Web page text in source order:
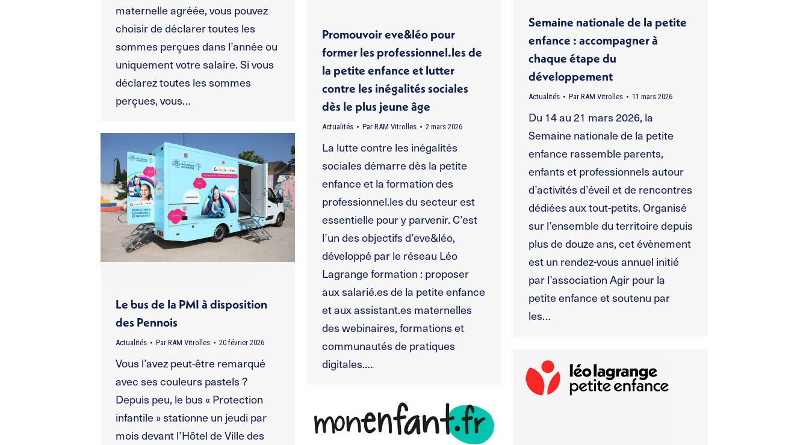
maternelle agréée, vous pouvez
choisir de déclarer toutes les
sommes perçues dans l’année ou
uniquement votre salaire. Si vous
déclarez toutes les sommes
perçues, vous…
Semaine nationale de la petite
enfance : accompagner à
chaque étape du
développement
Actualités Par RAM Vitrolles 11 mars 2026
Du 14 au 21 mars 2026, la
Semaine nationale de la petite
enfance rassemble parents,
enfants et professionnels autour
d’activités d’éveil et de rencontres
dédiées aux tout-petits. Organisé
sur l’ensemble du territoire depuis
plus de douze ans, cet évènement
est un rendez-vous annuel initié
par l’association Agir pour la
petite enfance et soutenu par
les…
Promouvoir eve&léo pour
former les professionnel.les de
la petite enfance et lutter
contre les inégalités sociales
dès le plus jeune âge
Actualités Par RAM Vitrolles 2 mars 2026
La lutte contre les inégalités
sociales démarre dès la petite
enfance et la formation des
professionnel.les du secteur est
essentielle pour y parvenir. C’est
l’un des objectifs d’eve&léo,
développé par le réseau Léo
Lagrange formation : proposer
aux salarié.es de la petite enfance
et aux assistant.es maternelles
des webinaires, formations et
communautés de pratiques
digitales.…
Le bus de la PMI à disposition
des Pennois
Actualités Par RAM Vitrolles 20 février 2026
Vous l’avez peut-être remarqué
avec ses couleurs pastels ?
Depuis peu, le bus « Protection
infantile » stationne un jeudi par
mois devant l’Hôtel de Ville des